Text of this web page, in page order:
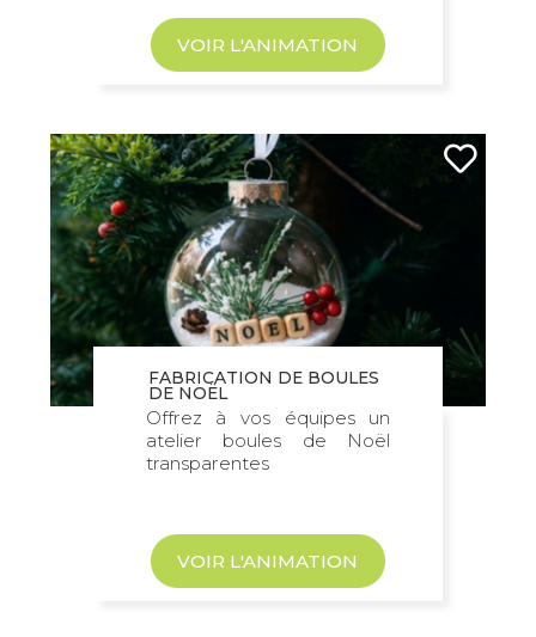
VOIR L'ANIMATION
FABRICATION DE BOULES
DE NOËL
Offrez à vos équipes un
atelier boules de Noël
transparentes
VOIR L'ANIMATION